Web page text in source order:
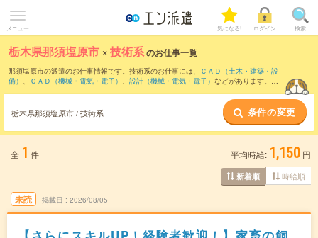
メニュー 気になる! ログイン 検索
栃木県那須塩原市 ×技術系のお仕事一覧
那須塩原市の派遣のお仕事情報です。技術系のお仕事には、
ＣＡＤ（土木・建築・設
備） 、 ＣＡＤ（機械・電気・電子） 、 設計（機械・電気・電子） などがあります。さ
栃木県那須塩原市 / 技術系 条件の変更
全 1 件 平均時給: 1,150 円
新着順 時給順
未読 掲載日 2026/08/05